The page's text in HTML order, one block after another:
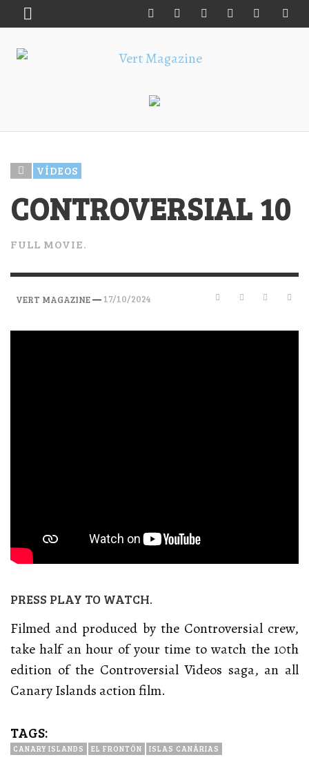
VÍDEOS
CONTROVERSIAL 10
FULL MOVIE.
VERT MAGAZINE— 17/10/2024
PRESS PLAY TO WATCH.
Filmed and produced by the Controversial crew,
take half an hour of your time to watch the 10th
edition of the Controversial Videos saga, an all
Canary Islands action film.
TAGS:
CANARY ISLANDS EL FRONTÓN ISLAS CANÁRIAS